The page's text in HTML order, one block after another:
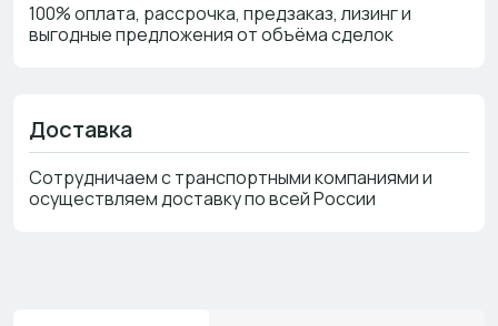
100% оплата, рассрочка, предзаказ, лизинг и
выгодные предложения от объёма сделок
Доставка
Сотрудничаем с транспортными компаниями и
осуществляем доставку по всей России